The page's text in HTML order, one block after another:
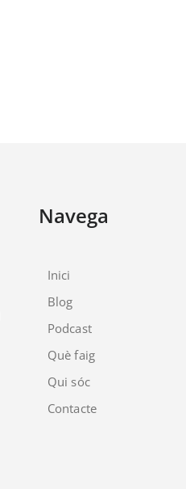
Navega
Inici
Blog
Podcast
Què faig
Qui sóc
Contacte